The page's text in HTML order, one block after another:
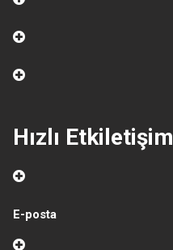
Hızlı Etkiletişim
E-posta